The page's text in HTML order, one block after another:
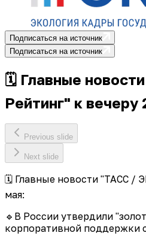
Подписаться на источник
Подписаться на источник
🗓 Главные
Рейтинг" к вечеру
Previous slide
Next slide
🗓 Главные новости "ТАСС /
мая:
🔹В России утвердили
корпоративной поддержки